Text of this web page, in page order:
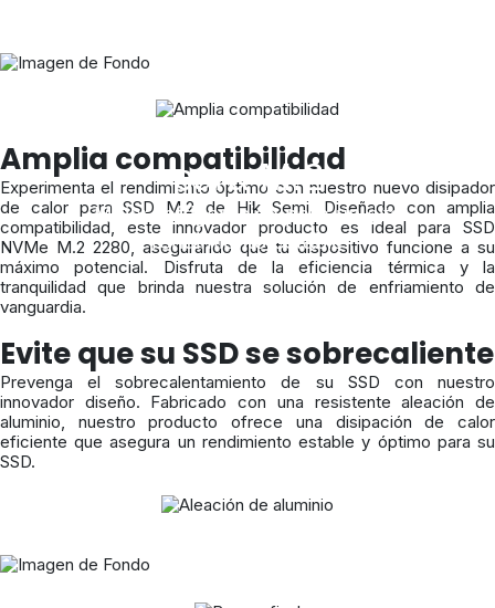
Disipador de Calor
para M.2
Mejor refrigeración para un alto
rendimiento estable
Amplia compatibilidad
Experimenta el rendimiento óptimo con nuestro nuevo disipador
de calor para SSD M.2 de Hik Semi. Diseñado con amplia
compatibilidad, este innovador producto es ideal para SSD
NVMe M.2 2280, asegurando que tu dispositivo funcione a su
máximo potencial. Disfruta de la eficiencia térmica y la
tranquilidad que brinda nuestra solución de enfriamiento de
vanguardia.
Evite que su SSD se sobrecaliente
Prevenga el sobrecalentamiento de su SSD con nuestro
innovador diseño. Fabricado con una resistente aleación de
aluminio, nuestro producto ofrece una disipación de calor
eficiente que asegura un rendimiento estable y óptimo para su
SSD.